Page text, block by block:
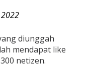
diunggah
mendapat like
netizen.